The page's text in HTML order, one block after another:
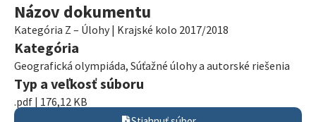
Názov dokumentu
Kategória Z – Úlohy | Krajské kolo 2017/2018
Kategória
Geografická olympiáda, Súťažné úlohy a autorské riešenia
Typ a veľkosť súboru
.pdf | 176,12 KB